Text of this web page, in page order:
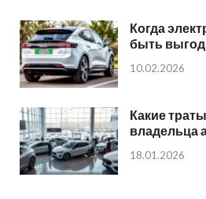
Когда
быть
10.02.2026
Какие
владельца
18.01.2026